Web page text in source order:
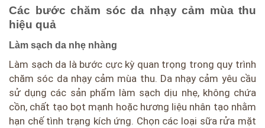
Các bước chăm sóc da nhạy cảm mùa thu
hiệu quả
Làm sạch da nhẹ nhàng
Làm sạch da là bước cực kỳ quan trọng trong quy trình
chăm sóc da nhạy cảm mùa thu. Da nhạy cảm yêu cầu
sử dụng các sản phẩm làm sạch dịu nhẹ, không chứa
cồn, chất tạo bọt mạnh hoặc hương liệu nhân tạo nhằm
hạn chế tình trạng kích ứng. Chọn các loại sữa rửa mặt